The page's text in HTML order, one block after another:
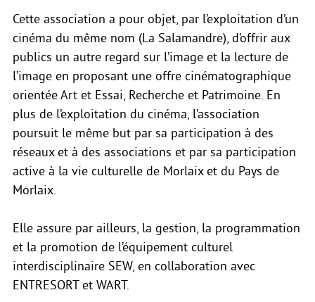
Cette association a pour objet, par l’exploitation d’un
cinéma du même nom (La Salamandre), d’offrir aux
publics un autre regard sur l’image et la lecture de
l’image en proposant une offre cinématographique
orientée Art et Essai, Recherche et Patrimoine. En
plus de l’exploitation du cinéma, l’association
poursuit le même but par sa participation à des
réseaux et à des associations et par sa participation
active à la vie culturelle de Morlaix et du Pays de
Morlaix.
Elle assure par ailleurs, la gestion, la programmation
et la promotion de l’équipement culturel
interdisciplinaire SEW, en collaboration avec
ENTRESORT et WART.